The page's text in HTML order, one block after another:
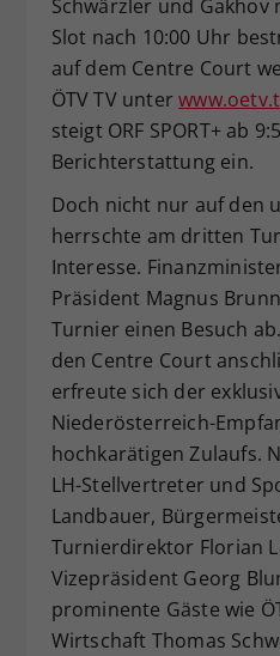
Schwärzler und
Slot nach 10:00 Uhr
auf dem Centre Court
ÖTV TV unter
steigt ORF SPORT+ ab
Berichterstattung ein.
Doch nicht nur auf den
herrschte am dritten
Interesse.
Präsident Magnus
Turnier einen Besuch
den Centre Court
erfreute sich der
Niederösterreich-
hochkarätigen Zulaufs.
LH-Stellvertreter und
Landbauer,
Turnierdirektor Florian
Vizepräsident Georg
prominente Gäste wie
Wirtschaft Thomas